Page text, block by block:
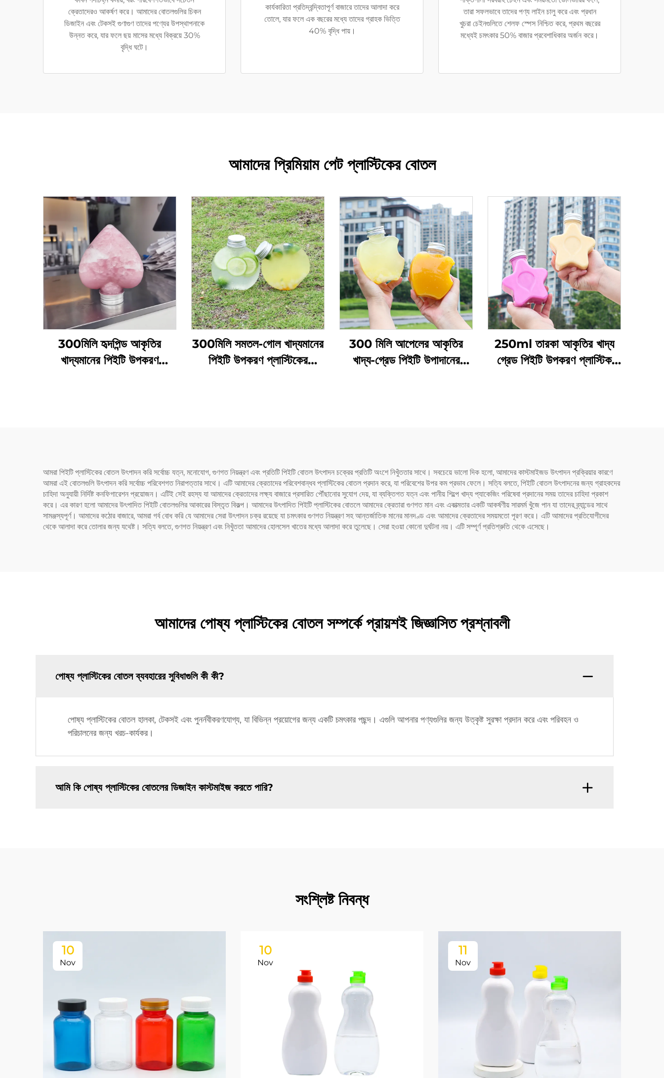
ক্রেতাদেরও আকর্ষণ করে। আমাদের বোতলগুলির চিকন
ডিজাইন এবং টেকসই গুণাগুণ তাদের পণ্যের উপস্থাপনাকে
উন্নত করে, যার ফলে ছয় মাসের মধ্যে বিক্রয়ে 30%
বৃদ্ধি ঘটে।
কার্যকারিতা প্রতিদ্বন্দ্বিতাপূর্ণ বাজারে তাদের আলাদা করে
তোলে, যার ফলে এক বছরের মধ্যে তাদের গ্রাহক ভিত্তি
40% বৃদ্ধি পায়।
তারা সফলভাবে তাদের পণ্য লাইন চালু করে এবং প্রধান
খুচরা চেইনগুলিতে শেলফ স্পেস নিশ্চিত করে, প্রথম বছরের
মধ্যেই চমৎকার 50% বাজার প্রবেশাধিকার অর্জন করে।
আমাদের প্রিমিয়াম পেট প্লাস্টিকের বোতল
300মিলি হৃদপিন্ড আকৃতির
খাদ্যমানের পিইটি উপকরণ
300মিলি সমতল-গোল খাদ্যমানের
পিইটি উপকরণ প্লাস্টিকের
300 মিলি আপেলের আকৃতির
খাদ্য-গ্রেড পিইটি উপাদানের
250ml তারকা আকৃতির খাদ্য
গ্রেড পিইটি উপকরণ প্লাস্টিক
আমরা পিইটি প্লাস্টিকের বোতল উৎপাদন করি সর্বোচ্চ যত্ন, মনোযোগ, গুণগত নিয়ন্ত্রণ এবং প্রতিটি পিইটি বোতল উৎপাদন চক্রের প্রতিটি অংশে নিখুঁততার সাথে। সবচেয়ে ভালো দিক হলো, আমাদের কাস্টমাইজড উৎপাদন প্রক্রিয়ার কারণে
আমরা এই বোতলগুলি উৎপাদন করি সর্বোচ্চ পরিবেশগত নিরাপত্তার সাথে। এটি আমাদের ক্রেতাদের পরিবেশবান্ধব প্লাস্টিকের বোতল প্রদান করে, যা পরিবেশের উপর কম প্রভাব ফেলে। সত্যি বলতে, পিইটি বোতল উৎপাদনের জন্য গ্রাহকদের
চাহিদা অনুযায়ী নির্দিষ্ট কনফিগারেশন প্রয়োজন। এটিই সেই রহস্য যা আমাদের ক্রেতাদের লক্ষ্য বাজারে প্রসারিত পৌঁছানোর সুযোগ দেয়, যা ব্যক্তিগত যত্ন এবং পানীয় শিল্পে খাদ্য প্যাকেজিং পরিষেবা প্রদানের সময় তাদের চাহিদা প্রকাশ
করে। এর কারণ হলো আমাদের উৎপাদিত পিইটি বোতলগুলির আকারের বিস্তৃত বিকল্প। আমাদের উৎপাদিত পিইটি প্লাস্টিকের বোতলে আমাদের ক্রেতারা গুণগত মান এবং একাত্মতার একটি আকর্ষণীয় সারমর্ম খুঁজে পান যা তাদের ব্র্যান্ডের সাথে
সামঞ্জস্যপূর্ণ। আমাদের কঠোর বাজারে, আমরা গর্ব বোধ করি যে আমাদের সেরা উৎপাদন চক্র রয়েছে যা চমৎকার গুণগত নিয়ন্ত্রণ সহ আন্তর্জাতিক মানের মানদণ্ড এবং আমাদের ক্রেতাদের সময়মতো পূরণ করে। এটি আমাদের প্রতিযোগীদের
থেকে আলাদা করে তোলার জন্য যথেষ্ট। সত্যি বলতে, গুণগত নিয়ন্ত্রণ এবং নিখুঁততা আমাদের হোলসেল খাতের মধ্যে আলাদা করে তুলেছে। সেরা হওয়া কোনো দুর্ঘটনা নয়। এটি সম্পূর্ণ প্রতিশ্রুতি থেকে এসেছে।
আমাদের পোষ্য প্লাস্টিকের বোতল সম্পর্কে প্রায়শই জিজ্ঞাসিত প্রশ্নাবলী
পোষ্য প্লাস্টিকের বোতল ব্যবহারের সুবিধাগুলি কী কী?
পোষ্য প্লাস্টিকের বোতল হালকা, টেকসই এবং পুনর্নবীকরণযোগ্য, যা বিভিন্ন প্রয়োগের জন্য একটি চমৎকার পছন্দ। এগুলি আপনার পণ্যগুলির জন্য উত্কৃষ্ট সুরক্ষা প্রদান করে এবং পরিবহন ও
পরিচালনের জন্য খরচ-কার্যকর।
আমি কি পোষ্য প্লাস্টিকের বোতলের ডিজাইন কাস্টমাইজ করতে পারি?
সংশ্লিষ্ট নিবন্ধ
10
Nov
10
Nov
11
Nov